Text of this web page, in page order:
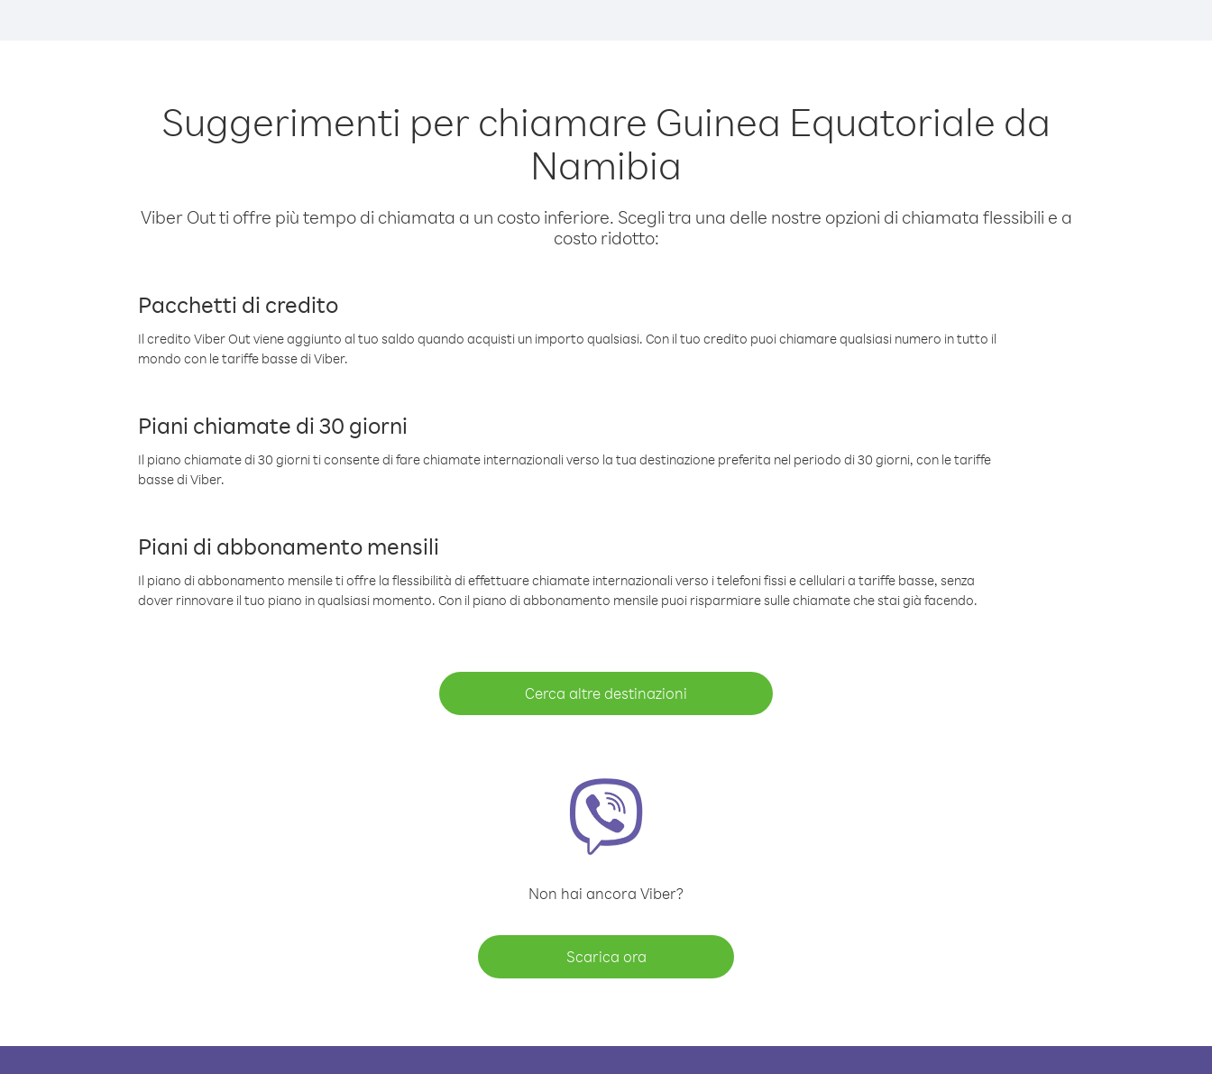
Suggerimenti per chiamare Guinea Equatoriale da
Namibia
Viber Out ti offre più tempo di chiamata a un costo inferiore. Scegli tra una delle nostre opzioni di chiamata flessibili e a
costo ridotto:
Pacchetti di credito
Il credito Viber Out viene aggiunto al tuo saldo quando acquisti un importo qualsiasi. Con il tuo credito puoi chiamare qualsiasi numero in tutto il
mondo con le tariffe basse di Viber.
Piani chiamate di 30 giorni
Il piano chiamate di 30 giorni ti consente di fare chiamate internazionali verso la tua destinazione preferita nel periodo di 30 giorni, con le tariffe
basse di Viber.
Piani di abbonamento mensili
Il piano di abbonamento mensile ti offre la flessibilità di effettuare chiamate internazionali verso i telefoni fissi e cellulari a tariffe basse, senza
dover rinnovare il tuo piano in qualsiasi momento. Con il piano di abbonamento mensile puoi risparmiare sulle chiamate che stai già facendo.
Cerca altre destinazioni
Non hai ancora Viber?
Scarica ora